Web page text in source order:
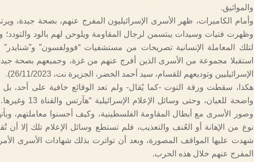
والمواثيق.
وأمام الكاميرات، ظهر الأسرى الإسرائيليون المفرج عنهم، بصحة جيدة،
وظهرت فتيات وسيدات يبتسمن لرجال المقاومة ويلوحن لهم بالود والتودد؛
لتلك المعاملة الإنسانية تصريحات من مستشفيات “فوولفسون” و”شنايدر”
استقبلا مجموعة من الأسرى الذين أفرج عنهم من غزة، وجميعهم بصحة
الإسرائيليين وتوديعهم للقسام، سيد أحمد الخضر، الجزيرة نت، 26/11/2023).
هكذا، سقطت ورقة التوت -كما يُقال- ولم تعد الوقائع خافية على أحد، بل
واضحة للعيان، وحتى
وصور الأسرى مع أبطال المقاومة الفلسطينية، وكيف أحسنوا معاملتهم،
نوع من الإهانة أو العُنف والتعذيب، فلم تستطع وسائل الإعلام تلك إلا أن
شهدت عليها المواقف المصورة، وبعد أن تواترت بذلك شهادات الأسرى
المفرج عنهم خلال هذه الحرب.